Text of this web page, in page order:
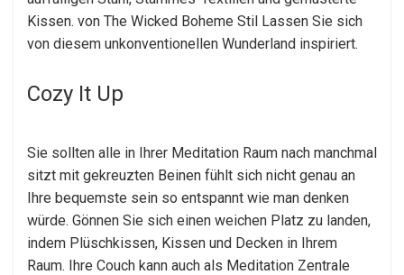
Kissen. von The Wicked Boheme Stil Lassen Sie sich
von diesem unkonventionellen Wunderland inspiriert.
Cozy It Up
Sie sollten alle in Ihrer Meditation Raum nach manchmal
sitzt mit gekreuzten Beinen fühlt sich nicht genau an
Ihre bequemste sein so entspannt wie man denken
würde. Gönnen Sie sich einen weichen Platz zu landen,
indem Plüschkissen, Kissen und Decken in Ihrem
Raum. Ihre Couch kann auch als Meditation Zentrale